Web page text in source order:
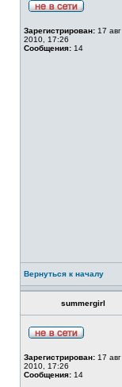
Зарегистрирован: 17 авг
2010, 17:26
Сообщения: 14
Вернуться к началу
summergirl
Зарегистрирован: 17 авг
2010, 17:26
Сообщения: 14